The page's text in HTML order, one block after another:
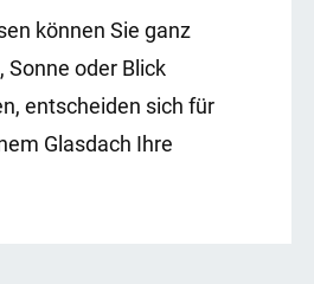
können Sie ganz
oder Blick
entscheiden sich für
Glasdach Ihre